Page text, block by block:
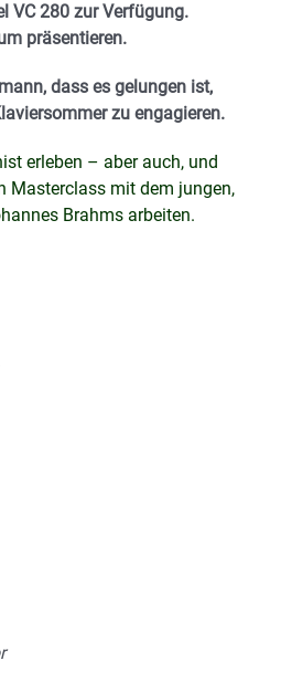
VC 280 zur Verfügung.
präsentieren.
dass es gelungen ist,
zu engagieren.
erleben – aber auch, und
Masterclass mit dem jungen,
Brahms arbeiten.